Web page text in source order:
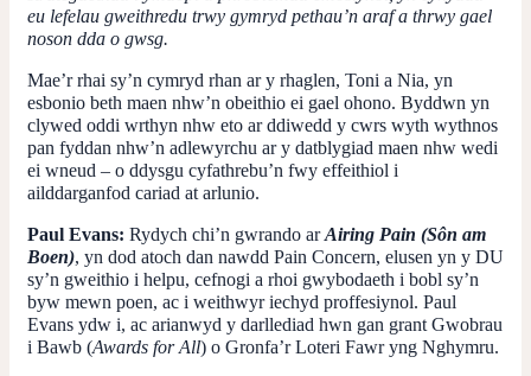
eu lefelau gweithredu trwy gymryd pethau’n araf a thrwy gael
noson dda o gwsg.
Mae’r rhai sy’n cymryd rhan ar y rhaglen, Toni a Nia, yn
esbonio beth maen nhw’n obeithio ei gael ohono. Byddwn yn
clywed oddi wrthyn nhw eto ar ddiwedd y cwrs wyth wythnos
pan fyddan nhw’n adlewyrchu ar y datblygiad maen nhw wedi
ei wneud – o ddysgu cyfathrebu’n fwy effeithiol i
ailddarganfod cariad at arlunio.
Paul Evans: Rydych chi’n gwrando arAiring Pain (Sôn am
Boen), yn dod atoch dan nawdd Pain Concern, elusen yn y DU
sy’n gweithio i helpu, cefnogi a rhoi gwybodaeth i bobl sy’n
byw mewn poen, ac i weithwyr iechyd proffesiynol. Paul
Evans ydw i, ac arianwyd y darllediad hwn gan grant Gwobrau
i Bawb (Awards for All) o Gronfa’r Loteri Fawr yng Nghymru.